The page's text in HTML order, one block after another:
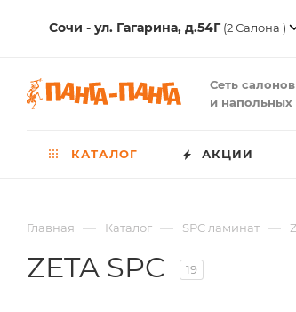
Сочи - ул. Гагарина, д.54Г(2 Салона )
Сеть
и
КАТАЛОГ АКЦИИ
Главная — Каталог — SPC ламинат —
ZETA SPC 19